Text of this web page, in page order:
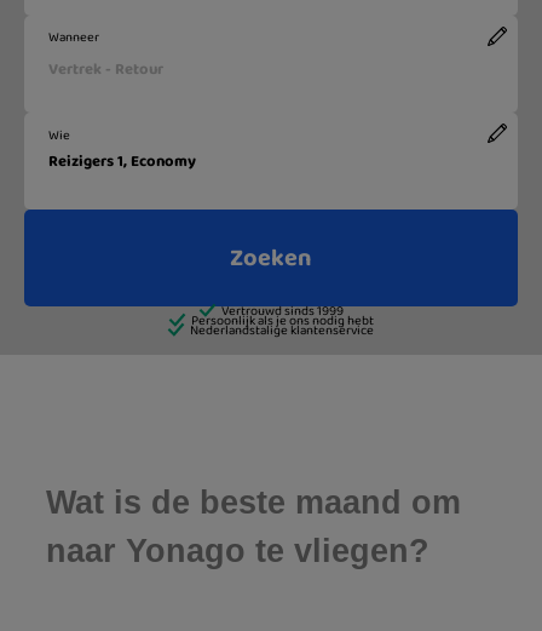
Wat is de beste maand om
naar Yonago te vliegen?